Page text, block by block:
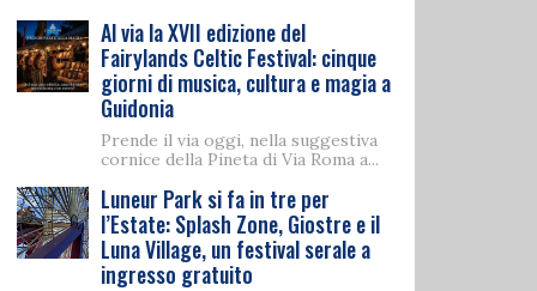
Al via la XVII edizione del
Fairylands Celtic Festival: cinque
giorni di musica, cultura e magia a
Guidonia
Prende il via oggi, nella suggestiva
cornice della Pineta di Via Roma a...
Luneur Park si fa in tre per
l’Estate: Splash Zone, Giostre e il
Luna Village, un festival serale a
ingresso gratuito